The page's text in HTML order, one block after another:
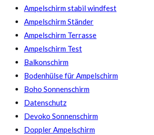
Ampelschirm stabil windfest
Ampelschirm Ständer
Ampelschirm Terrasse
Ampelschirm Test
Balkonschirm
Bodenhülse für Ampelschirm
Boho Sonnenschirm
Datenschutz
Devoko Sonnenschirm
Doppler Ampelschirm